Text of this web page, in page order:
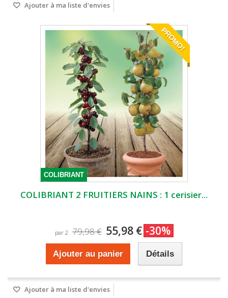
Ajouter à ma liste d'envies
COLIBRIANT
PROMO!
COLIBRIANT 2 FRUITIERS NAINS : 1 cerisier...
par 2 79,98 € 55,98 € -30%
Ajouter au panier Détails
Ajouter à ma liste d'envies